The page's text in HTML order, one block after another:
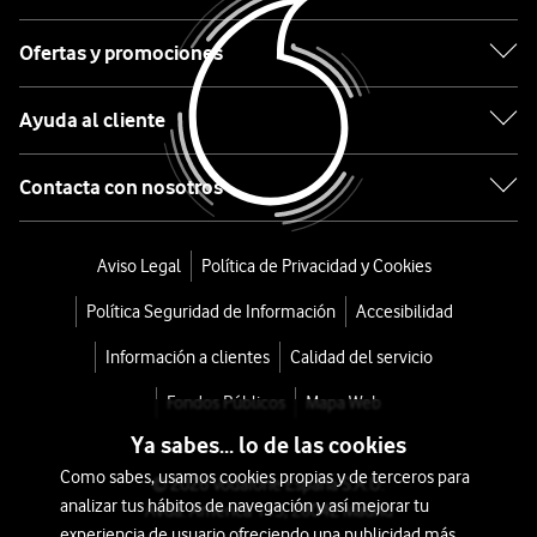
Cosori
Freidora
de
aire
Turbo
Tower
10.8L
Ofertas y promociones
Ayuda al cliente
Contacta con nosotros
Aviso Legal Política de Privacidad y Cookies
Política Seguridad de Información Accesibilidad
Información a clientes Calidad del servicio
Fondos Públicos Mapa Web
© 2026 Vodafone España S.A.U.
Avda. América 115, 28042 Madrid
Ya sabes... lo de las cookies
Como sabes, usamos cookies propias y de terceros para
analizar tus hábitos de navegación y así mejorar tu